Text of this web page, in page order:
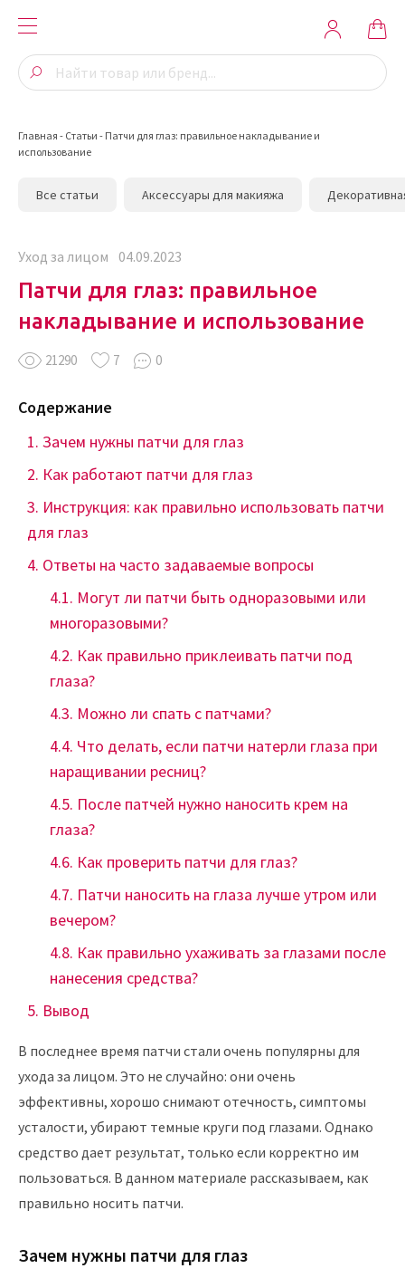
Главная - Статьи - Патчи для глаз: правильное накладывание и
использование
Все статьи Аксессуары для макияжа
Уход за лицом 04.09.2023
21290 7 0
Патчи для глаз: правильное
накладывание и использование
Содержание
Зачем нужны патчи для глаз
Как работают патчи для глаз
Инструкция: как правильно использовать патчи
для глаз
Ответы на часто задаваемые вопросы
Могут ли патчи быть одноразовыми или
многоразовыми?
Как правильно приклеивать патчи под
глаза?
Можно ли спать с патчами?
Что делать, если патчи натерли глаза при
наращивании ресниц?
После патчей нужно наносить крем на
глаза?
Как проверить патчи для глаз?
Патчи наносить на глаза лучше утром или
вечером?
Как правильно ухаживать за глазами после
нанесения средства?
Вывод
В последнее время патчи стали очень популярны для
ухода за лицом. Это не случайно: они очень
эффективны, хорошо снимают отечность, симптомы
усталости, убирают темные круги под глазами. Однако
средство дает результат, только если корректно им
пользоваться. В данном материале рассказываем, как
правильно носить патчи.
Зачем нужны патчи для глаз